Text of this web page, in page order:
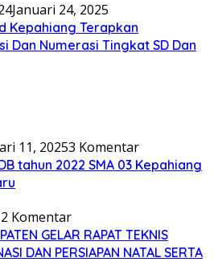
Januari 24, 2025
Kepahiang Terapkan
Dan Numerasi Tingkat SD Dan
11, 20253 Komentar
tahun 2022 SMA 03 Kepahiang
2 Komentar
GELAR RAPAT TEKNIS
DAN PERSIAPAN NATAL SERTA